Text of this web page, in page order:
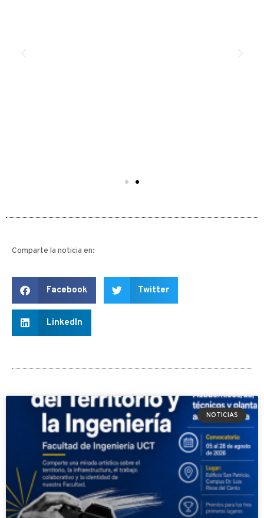
Comparte la noticia en:
Facebook Twitter
LinkedIn
NOTICIAS